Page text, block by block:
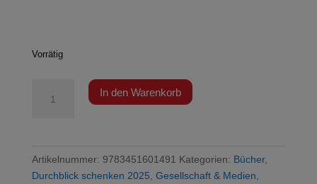
Vorrätig
In den Warenkorb
Artikelnummer: 9783451601491 Kategorien: Bücher,
Durchblick schenken 2025, Gesellschaft & Medien,